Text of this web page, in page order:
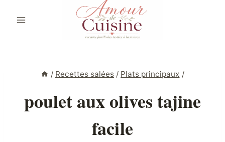
/ Recettes salées / Plats principaux /
poulet aux olives tajine
facile